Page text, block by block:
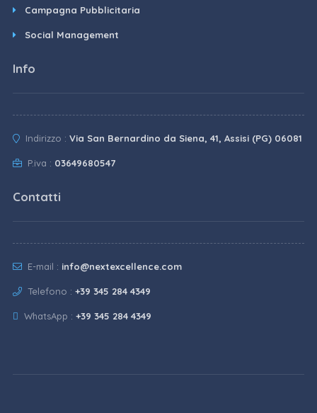
Campagna Pubblicitaria
Social Management
Info
Indirizzo : Via San Bernardino da Siena, 41, Assisi (PG) 06081
P.iva : 03649680547
Contatti
E-mail : info@nextexcellence.com
Telefono : +39 345 284 4349
WhatsApp : +39 345 284 4349